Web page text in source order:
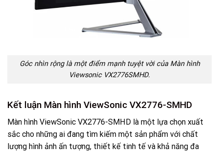
Góc nhìn rộng là một điểm mạnh tuyệt vời của Màn hình
Viewsonic VX2776SMHD.
Kết luận Màn hình ViewSonic VX2776-SMHD
Màn hình ViewSonic VX2776-SMHD là một lựa chọn xuất
sắc cho những ai đang tìm kiếm một sản phẩm với chất
lượng hình ảnh ấn tượng, thiết kế tinh tế và khả năng đa